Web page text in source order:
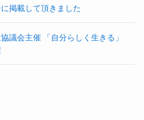
掲載して頂きました
議会主催 「自分らしく生きる」